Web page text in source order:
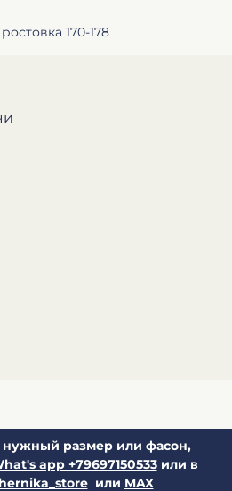
170-178
размер или фасон,
app +79697150533или в
или MAX